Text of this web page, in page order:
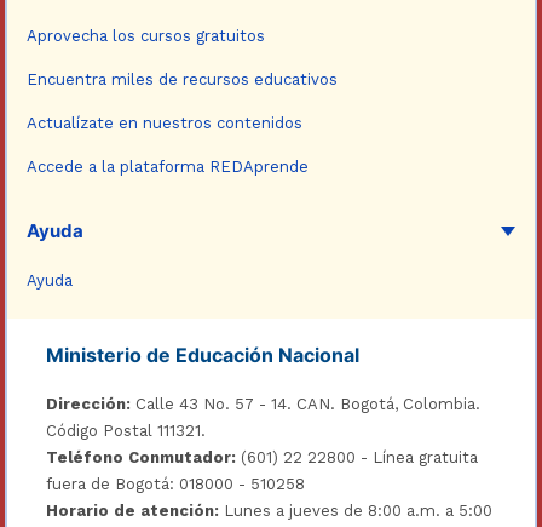
Aprovecha los cursos gratuitos
Encuentra miles de recursos educativos
Actualízate en nuestros contenidos
Accede a la plataforma REDAprende
Ayuda
Ayuda
Ministerio de Educación Nacional
Dirección: Calle 43 No. 57 - 14. CAN. Bogotá, Colombia.
Código Postal 111321.
Teléfono Conmutador: (601) 22 22800 - Línea gratuita
fuera de Bogotá: 018000 - 510258
Horario de atención: Lunes a jueves de 8:00 a.m. a 5:00